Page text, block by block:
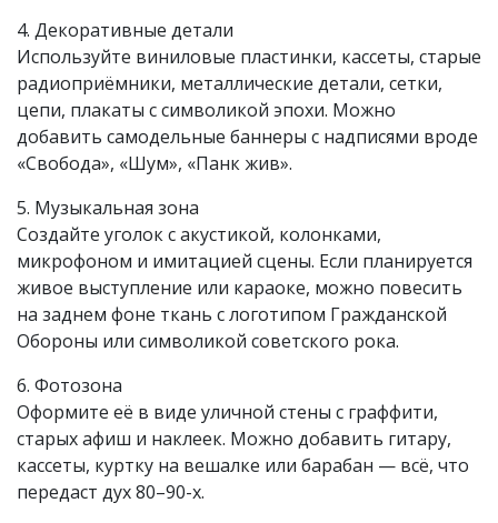
4. Декоративные детали
Используйте виниловые пластинки, кассеты, старые
радиоприёмники, металлические детали, сетки,
цепи, плакаты с символикой эпохи. Можно
добавить самодельные баннеры с надписями вроде
«Свобода», «Шум», «Панк жив».
5. Музыкальная зона
Создайте уголок с акустикой, колонками,
микрофоном и имитацией сцены. Если планируется
живое выступление или караоке, можно повесить
на заднем фоне ткань с логотипом Гражданской
Обороны или символикой советского рока.
6. Фотозона
Оформите её в виде уличной стены с граффити,
старых афиш и наклеек. Можно добавить гитару,
кассеты, куртку на вешалке или барабан — всё, что
передаст дух 80–90-х.